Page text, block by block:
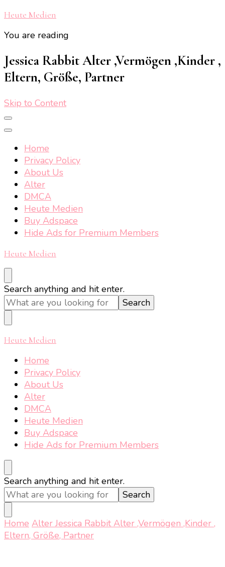
Heute Medien
You are reading
Jessica Rabbit Alter ,Vermögen ,Kinder ,
Eltern, Größe, Partner
Skip to Content
Home
Privacy Policy
About Us
Alter
DMCA
Heute Medien
Buy Adspace
Hide Ads for Premium Members
Heute Medien
Looking
for
Something?
Search anything and hit enter.
Heute Medien
Home
Privacy Policy
About Us
Alter
DMCA
Heute Medien
Buy Adspace
Hide Ads for Premium Members
Looking
for
Something?
Search anything and hit enter.
Home AlterJessica Rabbit Alter ,Vermögen ,Kinder ,
Eltern, Größe, Partner